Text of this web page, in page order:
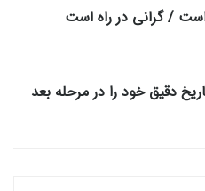
/ گرانی در راه است
دقیق خود را در مرحله بعد